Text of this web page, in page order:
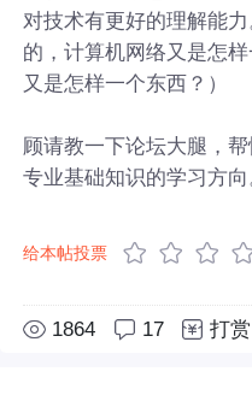
对技术有更好的理解能
的，计算机网络又是怎
又是怎样一个东西？）
顾请教一下论坛大腿，
专业基础知识的学习方向
给本帖投票
1864 17 打赏